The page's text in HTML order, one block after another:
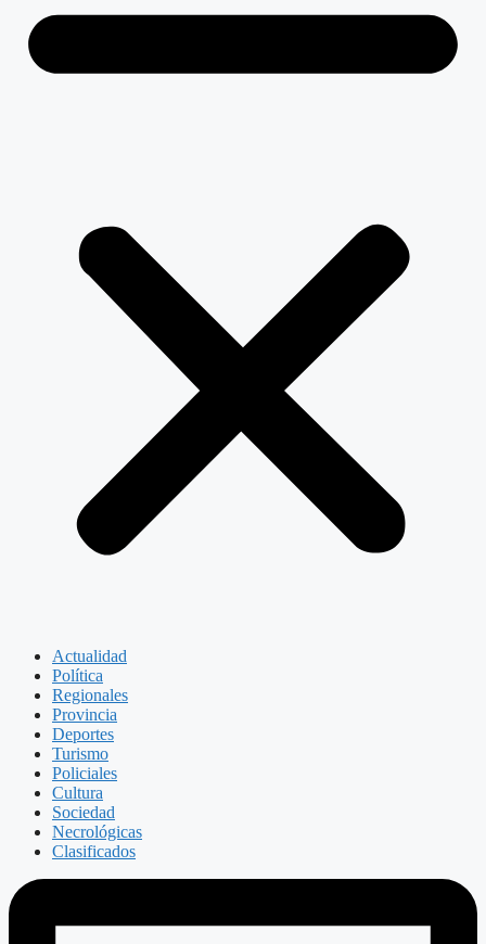
Actualidad
Política
Regionales
Provincia
Deportes
Turismo
Policiales
Cultura
Sociedad
Necrológicas
Clasificados